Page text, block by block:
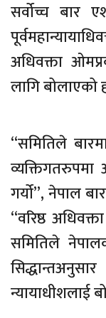
सर्वोच्च बार
अधिवक्ता
लागि बोलाएको
“समितिले
गर्यो”, नेपाल
“वरिष्ठ
समितिले
न्यायाधीशलाई